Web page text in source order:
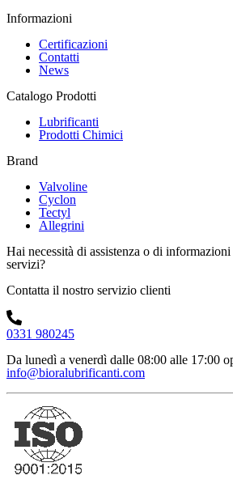
Informazioni
Certificazioni
Contatti
News
Catalogo Prodotti
Lubrificanti
Prodotti Chimici
Brand
Valvoline
Cyclon
Tectyl
Allegrini
Hai necessità di assistenza o di
servizi?
Contatta il nostro servizio clienti
0331 980245
Da lunedì a venerdì dalle 08:00 alle 17:00
info@bioralubrificanti.com